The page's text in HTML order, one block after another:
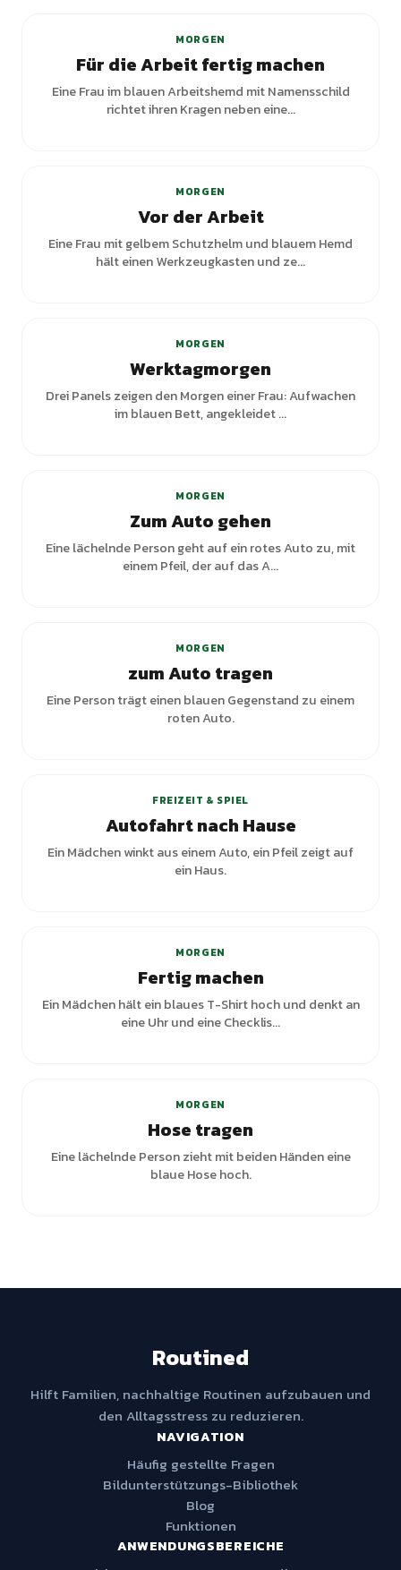
MORGEN
Für die Arbeit fertig machen
Eine Frau im blauen Arbeitshemd mit Namensschild
richtet ihren Kragen neben eine...
MORGEN
Vor der Arbeit
Eine Frau mit gelbem Schutzhelm und blauem Hemd
hält einen Werkzeugkasten und ze...
MORGEN
Werktagmorgen
Drei Panels zeigen den Morgen einer Frau: Aufwachen
im blauen Bett, angekleidet ...
MORGEN
Zum Auto gehen
Eine lächelnde Person geht auf ein rotes Auto zu, mit
einem Pfeil, der auf das A...
MORGEN
zum Auto tragen
Eine Person trägt einen blauen Gegenstand zu einem
roten Auto.
FREIZEIT & SPIEL
Autofahrt nach Hause
Ein Mädchen winkt aus einem Auto, ein Pfeil zeigt auf
ein Haus.
MORGEN
Fertig machen
Ein Mädchen hält ein blaues T-Shirt hoch und denkt an
eine Uhr und eine Checklis...
MORGEN
Hose tragen
Eine lächelnde Person zieht mit beiden Händen eine
blaue Hose hoch.
Routined
Hilft Familien, nachhaltige Routinen aufzubauen und
den Alltagsstress zu reduzieren.
NAVIGATION
Häufig gestellte Fragen
Bildunterstützungs-Bibliothek
Blog
Funktionen
ANWENDUNGSBEREICHE